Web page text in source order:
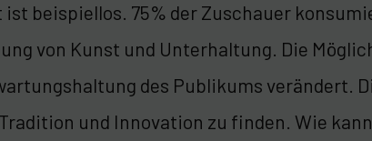
beispiellos. 75% der Zuschauer
von Kunst und Unterhaltung. Die
des Publikums verändert.
und Innovation zu finden. Wie